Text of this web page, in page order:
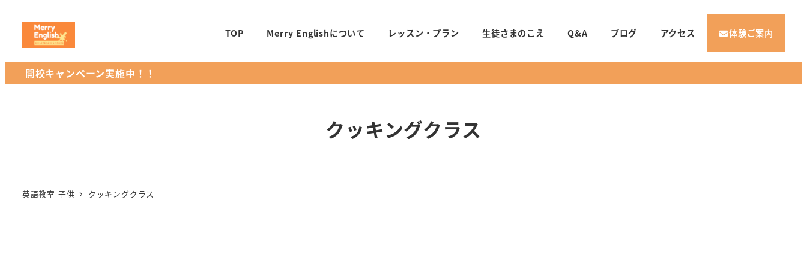
TOP Merry Englishについて レッスン・プラン 生徒さまのこえ Q&A ブログ アクセス 体験ご案内
開校キャンペーン実施中！！
クッキングクラス
英語教室 子供 クッキングクラス